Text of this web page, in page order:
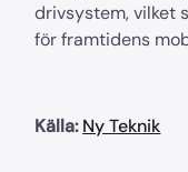
drivsystem, vilket
för framtidens
Källa: Ny Teknik